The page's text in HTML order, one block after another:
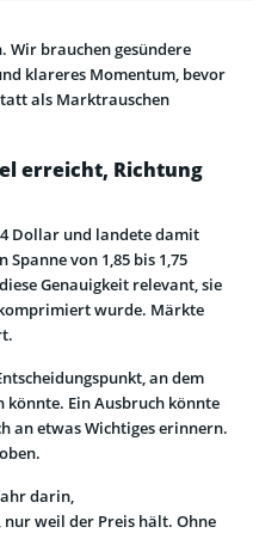
Wir brauchen gesündere
klareres Momentum, bevor
als Marktrauschen
erreicht, Richtung
Dollar und landete damit
von 1,85 bis 1,75
Genauigkeit relevant, sie
wurde. Märkte
an dem
Ein Ausbruch könnte
an etwas Wichtiges erinnern.
darin,
weil der Preis hält. Ohne